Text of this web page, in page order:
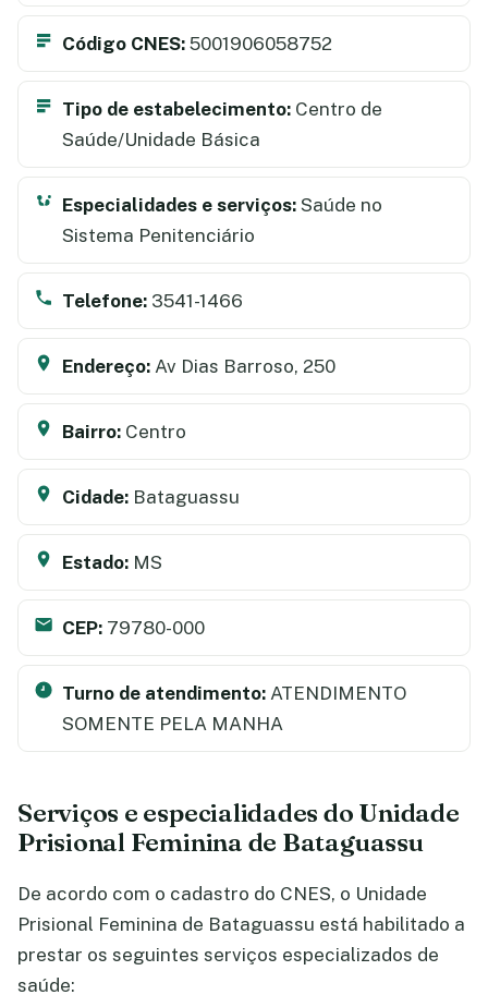
Código CNES: 5001906058752
Tipo de estabelecimento: Centro de
Saúde/Unidade Básica
Especialidades e serviços: Saúde no
Sistema Penitenciário
Telefone: 3541-1466
Endereço: Av Dias Barroso, 250
Bairro: Centro
Cidade: Bataguassu
Estado: MS
CEP: 79780-000
Turno de atendimento: ATENDIMENTO
SOMENTE PELA MANHA
Serviços e especialidades do Unidade
Prisional Feminina de Bataguassu
De acordo com o cadastro do CNES, o Unidade
Prisional Feminina de Bataguassu está habilitado a
prestar os seguintes serviços especializados de
saúde: